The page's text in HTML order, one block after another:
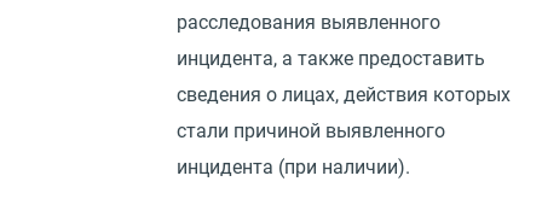
расследования выявленного
инцидента, а также предоставить
сведения о лицах, действия которых
стали причиной выявленного
инцидента (при наличии).